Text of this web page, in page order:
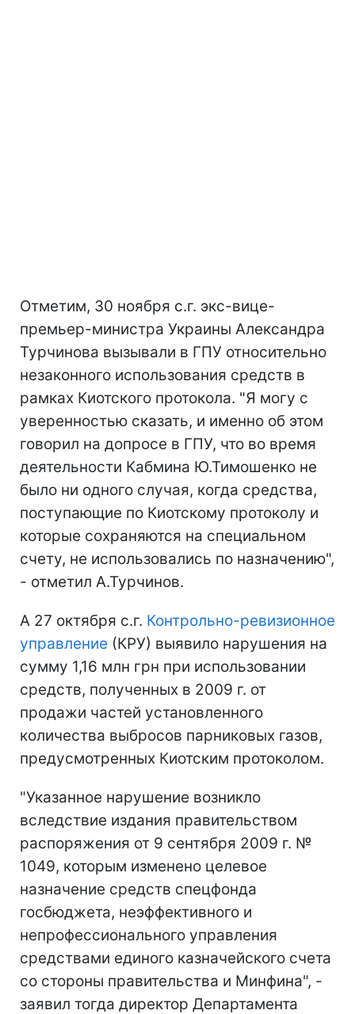
Отметим, 30 ноября с.г. экс-вице-
премьер-министра Украины Александра
Турчинова вызывали в ГПУ относительно
незаконного использования средств в
рамках Киотского протокола. "Я могу с
уверенностью сказать, и именно об этом
говорил на допросе в ГПУ, что во время
деятельности Кабмина Ю.Тимошенко не
было ни одного случая, когда средства,
поступающие по Киотскому протоколу и
которые сохраняются на специальном
счету, не использовались по назначению",
- отметил А.Турчинов.
А 27 октября с.г. Контрольно-ревизионное
управление (КРУ) выявило нарушения на
сумму 1,16 млн грн при использовании
средств, полученных в 2009 г. от
продажи частей установленного
количества выбросов парниковых газов,
предусмотренных Киотским протоколом.
"Указанное нарушение возникло
вследствие издания правительством
распоряжения от 9 сентября 2009 г. №
1049, которым изменено целевое
назначение средств спецфонда
госбюджета, неэффективного и
непрофессионального управления
средствами единого казначейского счета
со стороны правительства и Минфина", -
заявил тогда директор Департамента